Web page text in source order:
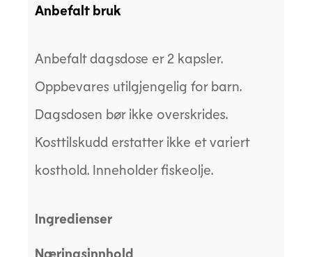
Anbefalt bruk
Anbefalt dagsdose er 2 kapsler.
Oppbevares utilgjengelig for barn.
Dagsdosen bør ikke overskrides.
Kosttilskudd erstatter ikke et variert
kosthold. Inneholder fiskeolje.
Ingredienser
Næringsinnhold